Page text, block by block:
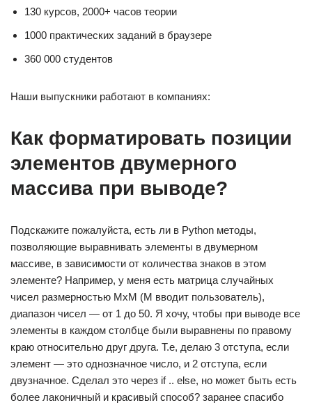
130 курсов, 2000+ часов теории
1000 практических заданий в браузере
360 000 студентов
Наши выпускники работают в компаниях:
Как форматировать позиции
элементов двумерного
массива при выводе?
Подскажите пожалуйста, есть ли в Python методы,
позволяющие выравнивать элементы в двумерном
массиве, в зависимости от количества знаков в этом
элементе? Например, у меня есть матрица случайных
чисел размерностью МхМ (М вводит пользователь),
диапазон чисел — от 1 до 50. Я хочу, чтобы при выводе все
элементы в каждом столбце были выравнены по правому
краю относительно друг друга. Т.е, делаю 3 отступа, если
элемент — это однозначное число, и 2 отступа, если
двузначное. Сделал это через if .. else, но может быть есть
более лаконичный и красивый способ? заранее спасибо